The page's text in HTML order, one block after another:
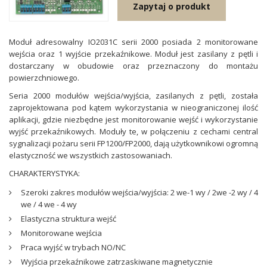
Zapytaj o produkt
Moduł adresowalny IO2031C serii 2000 posiada 2 monitorowane
wejścia oraz 1 wyjście przekaźnikowe. Moduł jest zasilany z pętli i
dostarczany w obudowie oraz przeznaczony do montażu
powierzchniowego.
Seria 2000 modułów wejścia/wyjścia, zasilanych z pętli, została
zaprojektowana pod kątem wykorzystania w nieograniczonej ilość
aplikacji, gdzie niezbędne jest monitorowanie wejść i wykorzystanie
wyjść przekaźnikowych. Moduły te, w połączeniu z cechami central
sygnalizacji pożaru serii FP1200/FP2000, dają użytkownikowi ogromną
elastyczność we wszystkich zastosowaniach.
CHARAKTERYSTYKA:
Szeroki zakres modułów wejścia/wyjścia: 2 we-1 wy / 2we -2 wy / 4
we / 4 we - 4 wy
Elastyczna struktura wejść
Monitorowane wejścia
Praca wyjść w trybach NO/NC
Wyjścia przekaźnikowe zatrzaskiwane magnetycznie